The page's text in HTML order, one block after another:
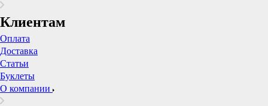
Клиентам
Оплата
Доставка
Статьи
Буклеты
О компании